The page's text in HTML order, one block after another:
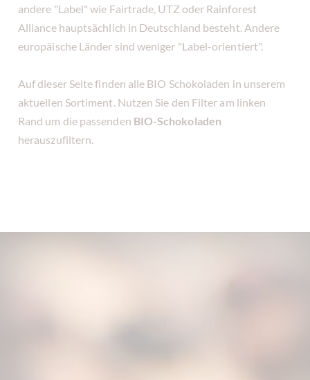
andere "Label" wie Fairtrade, UTZ oder Rainforest
Alliance hauptsächlich in Deutschland besteht. Andere
europäische Länder sind weniger "Label-orientiert".
Auf dieser Seite finden alle BIO Schokoladen in unserem
aktuellen Sortiment. Nutzen Sie den Filter am linken
Rand um die passenden BIO-Schokoladen
herauszufiltern.